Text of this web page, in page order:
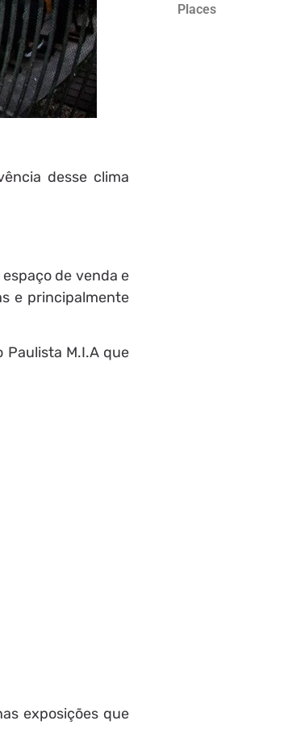
desse clima
de venda e
e principalmente
M.I.A que
exposições que
Places